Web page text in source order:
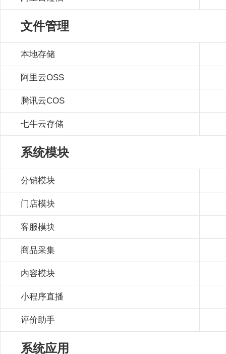
文件管理
本地存储
阿里云OSS
腾讯云COS
七牛云存储
系统模块
分销模块
门店模块
客服模块
商品采集
内容模块
小程序直播
评价助手
系统应用